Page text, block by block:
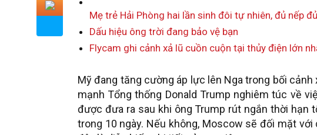
Mẹ trẻ Hải Phòng hai lần sinh đôi tự nhiên, đủ nếp
Dấu hiệu ông trời đang bảo vệ bạn
Flycam ghi cảnh xả lũ cuồn cuộn tại thủy điện lớn
Mỹ đang tăng cường áp lực lên Nga trong bối
mạnh Tổng thống Donald Trump nghiêm túc về
được đưa ra sau khi ông Trump rút ngắn thời hạn
trong 10 ngày. Nếu không, Moscow sẽ đối mặt